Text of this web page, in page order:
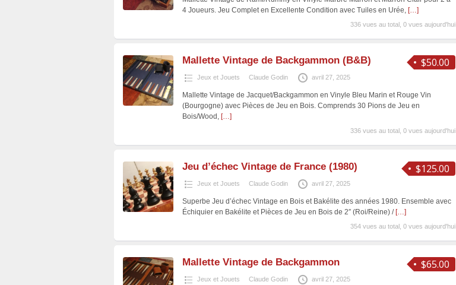
4 Joueurs. Jeu Complet en Excellente Condition avec Tuiles en Urée, […]
336 vues au total, 0 vues aujourd'hui
$50.00
Mallette Vintage de Backgammon (B&B)
Jeux et Jouets Claude Godin avril 27, 2025
Mallette Vintage de Jacquet/Backgammon en Vinyle Bleu Marin et Rouge Vin
(Bourgogne) avec Pièces de Jeu en Bois. Comprends 30 Pions de Jeu en
Bois/Wood, […]
336 vues au total, 0 vues aujourd'hui
$125.00
Jeu d’échec Vintage de France (1980)
Jeux et Jouets Claude Godin avril 27, 2025
Superbe Jeu d’échec Vintage en Bois et Bakélite des années 1980. Ensemble avec
Échiquier en Bakélite et Pièces de Jeu en Bois de 2″ (Roi/Reine) / […]
354 vues au total, 0 vues aujourd'hui
$65.00
Mallette Vintage de Backgammon
Jeux et Jouets Claude Godin avril 27, 2025